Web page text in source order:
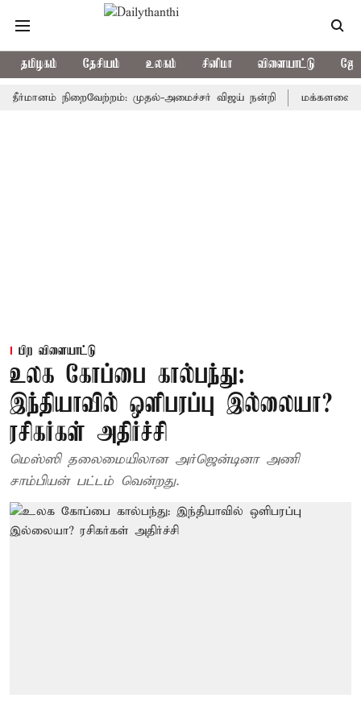
தமிழகம் தேசியம் உலகம் சினிமா விளையாட்டு
நிறைவேற்றம்: முதல்-அமைச்சர் விஜய் நன்றி மக்களவையில்
பிற விளையாட்டு
உலக கோப்பை கால்பந்து:
இந்தியாவில் ஒளிபரப்பு இல்லையா?
ரசிகர்கள் அதிர்ச்சி
மெஸ்ஸி தலைமையிலான அர்ஜென்டினா அணி
சாம்பியன் பட்டம் வென்றது.